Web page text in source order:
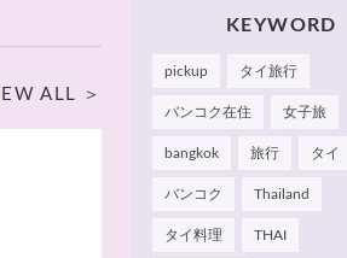
ALL
たら嬉しいです 🙂 📌
Instagram Hau's Style
KEYWORD
pickup タイ旅行
バンコク在住 女子旅
bangkok 旅行 タイ
バンコク Thailand
タイ料理 THAI